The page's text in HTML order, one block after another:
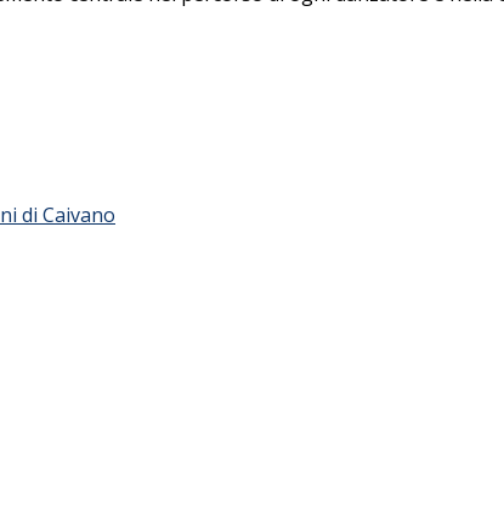
di Caivano